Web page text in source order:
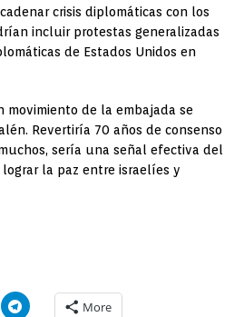
crisis diplomáticas con los
incluir protestas generalizadas
de Estados Unidos en
movimiento de la embajada se
Revertiría 70 años de consenso
sería una señal efectiva del
la paz entre israelíes y
More